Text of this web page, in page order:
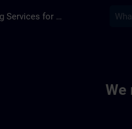
Training Services for Digital Industries
We